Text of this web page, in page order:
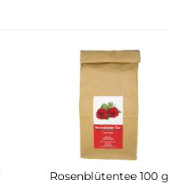
Rosenblütentee 100 g